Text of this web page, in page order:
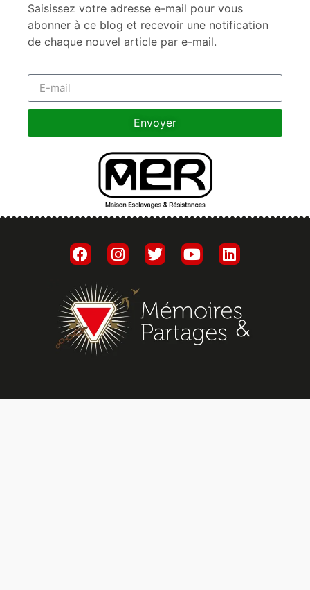
Saisissez votre adresse e-mail pour vous
abonner à ce blog et recevoir une notification
de chaque nouvel article par e-mail.
Envoyer